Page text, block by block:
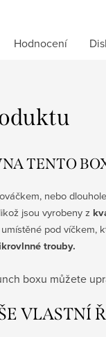
Hodnocení
TENTO
nebo
jsou vyrobeny z
pod víčkem,
trouby.
boxu můžete
VLASTNÍ